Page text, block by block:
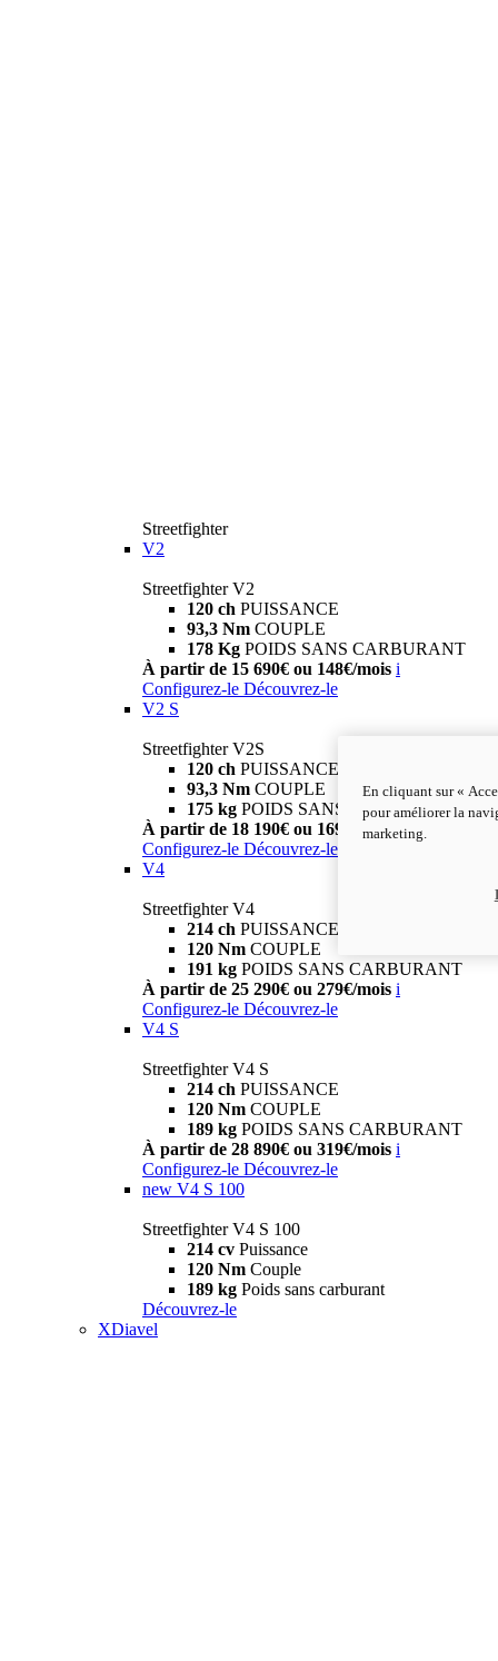
Streetfighter
V2
Streetfighter V2
120 ch PUISSANCE
93,3 Nm COUPLE
178 Kg POIDS SANS CARBURANT
À partir de 15 690€ ou 148€/mois i
Configurez-le Découvrez-le
V2 S
Streetfighter V2S
120 ch PUISSANCE
93,3 Nm COUPLE
175 kg POIDS SANS CARBURANT
À partir de 18 190€ ou 169€/mois i
Configurez-le Découvrez-le
V4
Streetfighter V4
214 ch PUISSANCE
120 Nm COUPLE
191 kg POIDS SANS CARBURANT
À partir de 25 290€ ou 279€/mois i
Configurez-le Découvrez-le
V4 S
Streetfighter V4 S
214 ch PUISSANCE
120 Nm COUPLE
189 kg POIDS SANS CARBURANT
À partir de 28 890€ ou 319€/mois i
Configurez-le Découvrez-le
new V4 S 100
Streetfighter V4 S 100
214 cv Puissance
120 Nm Couple
189 kg Poids sans carburant
Découvrez-le
XDiavel
En cliquant sur «
pour améliorer la
marketing.